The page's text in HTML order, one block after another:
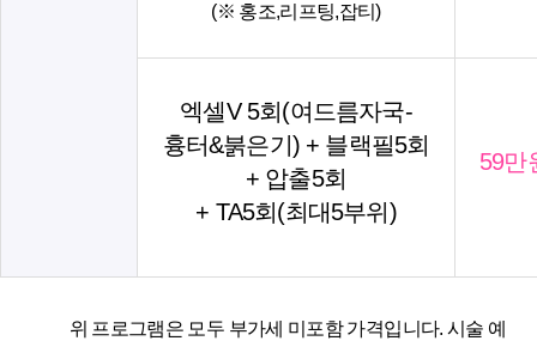
(※ 홍조,리프팅,잡티)
엑셀V 5회(여드름자국-
흉터&붉은기) + 블랙필5회
+ 압출5회
+ TA5회(최대5부위)
59만
위 프로그램은 모두 부가세 미포함 가격입니다. 시술 예